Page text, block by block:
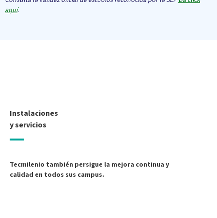
aquí.
Instalaciones
y servicios
Tecmilenio también persigue la mejora continua y
calidad en todos sus campus.